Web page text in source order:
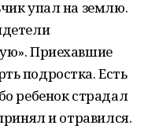
упал на землю.
Приехавшие
подростка. Есть
ребенок страдал
и отравился.